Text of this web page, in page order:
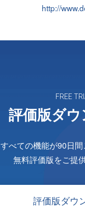
http://
FREE
評価版ダ
すべての機能が90日
無料評価版をご提
評価版ダウ